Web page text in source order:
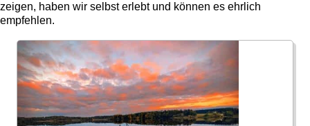
zeigen, haben wir selbst erlebt und können es ehrlich
empfehlen.